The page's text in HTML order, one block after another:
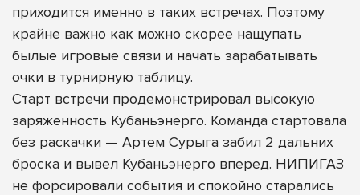
приходится именно в таких встречах. Поэтому
крайне важно как можно скорее нащупать
былые игровые связи и начать зарабатывать
очки в турнирную таблицу.
Старт встречи продемонстрировал высокую
заряженность Кубаньэнерго. Команда стартовала
без раскачки — Артем Сурыга забил 2 дальних
броска и вывел Кубаньэнерго вперед. НИПИГАЗ
не форсировали события и спокойно старались